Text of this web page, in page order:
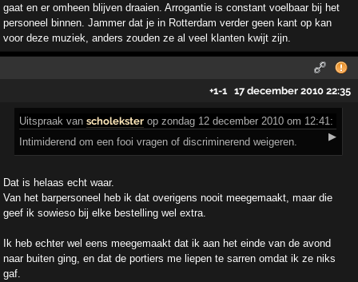
gaat en er omheen blijven draaien. Arrogantie is constant voelbaar bij het
personeel binnen. Jammer dat je in Rotterdam verder geen kant op kan
voor deze muziek, anders zouden ze al veel klanten kwijt zijn.
+1-1 17 december 2010 22:35
Uitspraak vanscholekster op zondag 12 december 2010 om 12:41:
▶
Intimiderend om een fooi vragen of discriminerend weigeren.
Dat is helaas echt waar.
Van het barpersoneel heb ik dat overigens nooit meegemaakt, maar die
geef ik sowieso bij elke bestelling wel extra.
Ik heb echter wel eens meegemaakt dat ik aan het einde van de avond
naar buiten ging, en dat de portiers me liepen te sarren omdat ik ze niks
gaf.